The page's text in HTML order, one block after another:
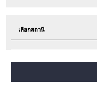
เลือกสถานี